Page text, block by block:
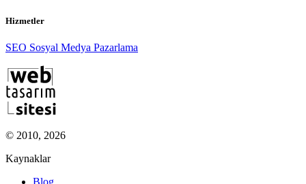
Hizmetler
SEO Sosyal Medya Pazarlama
© 2010, 2026
Kaynaklar
Blog